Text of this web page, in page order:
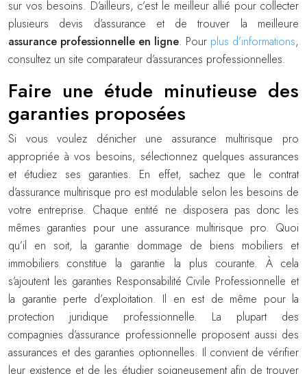
sur vos besoins. D’ailleurs, c’est le meilleur allié pour collecter
plusieurs devis d’assurance et de trouver la meilleure
assurance professionnelle en ligne. Pour plus d’informations,
consultez un site comparateur d’assurances professionnelles.
Faire une étude minutieuse des
garanties proposées
Si vous voulez dénicher une assurance multirisque pro
appropriée à vos besoins, sélectionnez quelques assurances
et étudiez ses garanties. En effet, sachez que le contrat
d’assurance multirisque pro est modulable selon les besoins de
votre entreprise. Chaque entité ne disposera pas donc les
mêmes garanties pour une assurance multirisque pro. Quoi
qu’il en soit, la garantie dommage de biens mobiliers et
immobiliers constitue la garantie la plus courante. À cela
s’ajoutent les garanties Responsabilité Civile Professionnelle et
la garantie perte d’exploitation. Il en est de même pour la
protection juridique professionnelle. La plupart des
compagnies d’assurance professionnelle proposent aussi des
assurances et des garanties optionnelles. Il convient de vérifier
leur existence et de les étudier soigneusement afin de trouver